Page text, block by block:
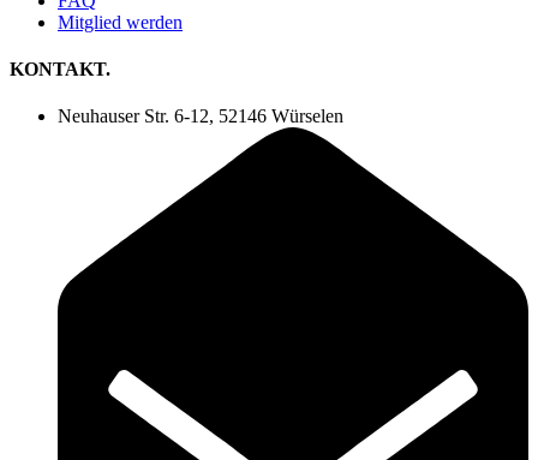
Mitglied werden
KONTAKT.
Neuhauser Str. 6-12, 52146 Würselen